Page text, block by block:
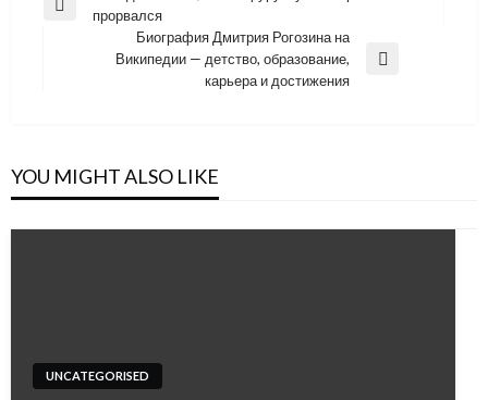
записям
Previousпрорвался
Биография Дмитрия Рогозина на
Википедии — детство, образование,
карьера и достижения
YOU MIGHT ALSO LIKE
UNCATEGORISED